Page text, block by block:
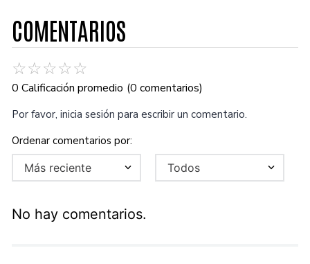
COMENTARIOS
☆☆☆☆☆
0 Calificación promedio (0 comentarios)
Por favor, inicia sesión para escribir un comentario.
Más reciente Todos
No hay comentarios.